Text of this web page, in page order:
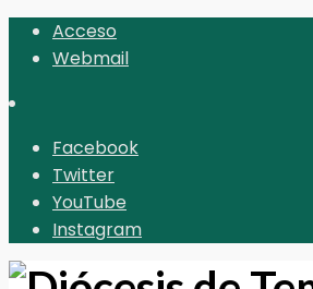
Acceso
Webmail
Facebook
Twitter
YouTube
Instagram